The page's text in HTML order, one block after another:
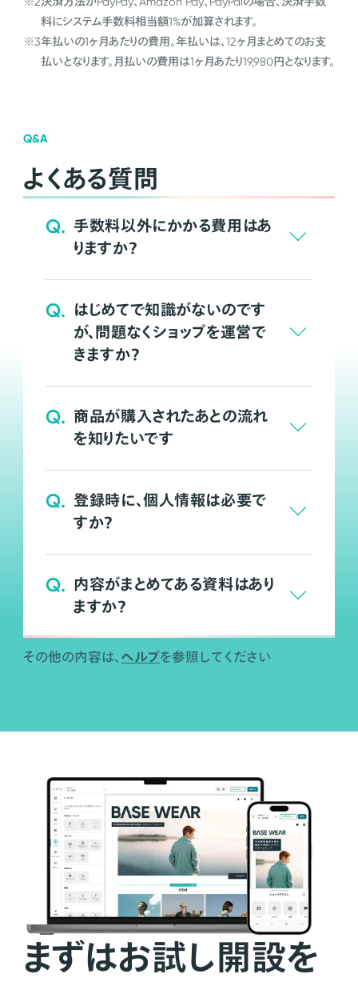
料にシステム手数料相当額1%が加算されます。
※3年払いの1ヶ月あたりの費用。年払いは、12ヶ月まとめてのお支
払いとなります。月払いの費用は1ヶ月あたり19,980円となります。
Q&A
よくある質問
Q. 手数料以外にかかる費用はあ
りますか？
Q. はじめてで知識がないのです
が、問題なくショップを運営で
きますか？
Q. 商品が購入されたあとの流れ
を知りたいです
Q. 登録時に、個人情報は必要で
すか？
Q. 内容がまとめてある資料はあり
ますか？
その他の内容は、 ヘルプを参照してください
まずはお試し開設を